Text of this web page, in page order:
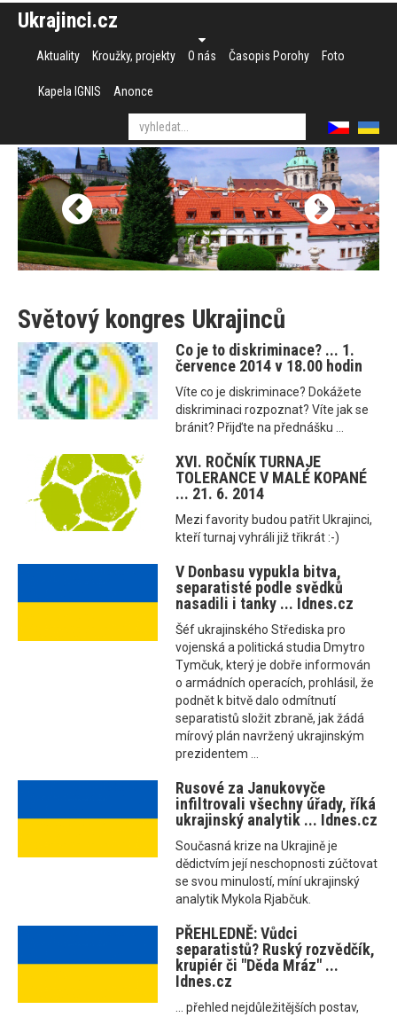
Ukrajinci.cz
Aktuality Kroužky, projekty O nás Časopis Porohy Foto
Kapela IGNIS Anonce
Světový kongres Ukrajinců
Co je to diskriminace? ... 1.
července 2014 v 18.00 hodin
Víte co je diskriminace? Dokážete
diskriminaci rozpoznat? Víte jak se
bránit? Přijďte na přednášku ...
XVI. ROČNÍK TURNAJE
TOLERANCE V MALÉ KOPANÉ
... 21. 6. 2014
Mezi favority budou patřit Ukrajinci,
kteří turnaj vyhráli již třikrát :-)
V Donbasu vypukla bitva,
separatisté podle svědků
nasadili i tanky ... Idnes.cz
Šéf ukrajinského Střediska pro
vojenská a politická studia Dmytro
Tymčuk, který je dobře informován
o armádních operacích, prohlásil, že
podnět k bitvě dalo odmítnutí
separatistů složit zbraně, jak žádá
mírový plán navržený ukrajinským
prezidentem ...
Rusové za Janukovyče
infiltrovali všechny úřady, říká
ukrajinský analytik ... Idnes.cz
Současná krize na Ukrajině je
dědictvím její neschopnosti zúčtovat
se svou minulostí, míní ukrajinský
analytik Mykola Rjabčuk.
PŘEHLEDNĚ: Vůdci
separatistů? Ruský rozvědčík,
krupiér či "Děda Mráz" ...
Idnes.cz
... přehled nejdůležitějších postav,